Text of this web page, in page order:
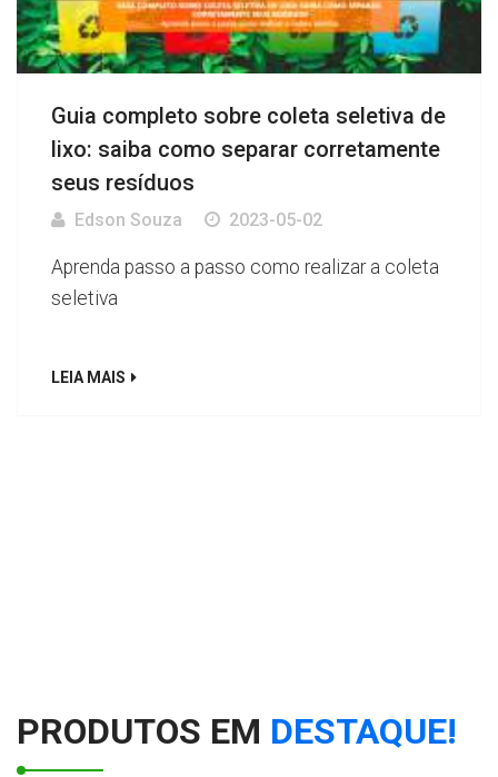
Guia completo sobre coleta seletiva de
lixo: saiba como separar corretamente
seus resíduos
Edson Souza 2023-05-02
Aprenda passo a passo como realizar a coleta
seletiva
LEIA MAIS
PRODUTOS EM DESTAQUE!